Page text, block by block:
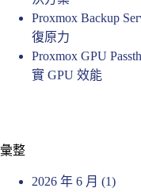
Proxmox Backup
復原力
Proxmox GPU
實 GPU 效能
彙整
2026 年 6 月 (1)